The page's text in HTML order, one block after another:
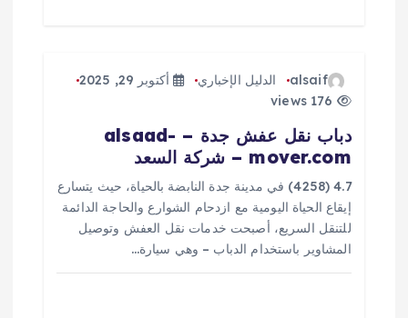
alsaif الدليل الإخباري
أكتوبر 29, 2025
دباب نقل عفش جدة – alsaad-
mover.com – شركة السعد
4.7 (4258) في مدينة جدة النابضة بالحياة، حيث يتسارع
إيقاع الحياة اليومية مع ازدحام الشوارع والحاجة الدائمة
للتنقل السريع، أصبحت خدمات نقل العفش وتوصيل
المشاوير باستخدام الدباب – وهي سيارة…